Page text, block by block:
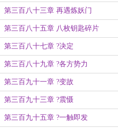
第三百八十三章 再遇炼妖门
第三百八十五章 八枚钥匙碎片
第三百八十七章 ?决定
第三百八十九章 ?各方势力
第三百九十一章 ?变故
第三百九十三章 ?震慑
第三百九十五章 ?一触即发